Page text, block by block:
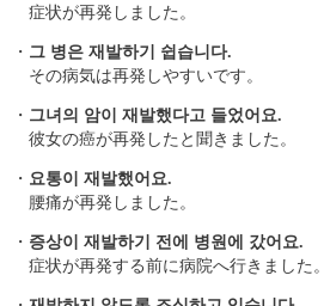
症状が再発しました。
・ 그 병은 재발하기 쉽습니다.
その病気は再発しやすいです。
・ 그녀의 암이 재발했다고 들었어요.
彼女の癌が再発したと聞きました。
・ 요통이 재발했어요.
腰痛が再発しました。
・ 증상이 재발하기 전에 병원에 갔어요.
症状が再発する前に病院へ行きました。